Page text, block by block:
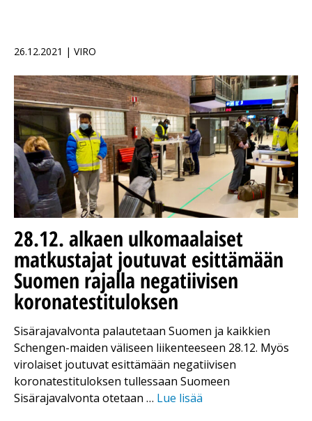
26.12.2021 | VIRO
28.12. alkaen ulkomaalaiset
matkustajat joutuvat esittämään
Suomen rajalla negatiivisen
koronatestituloksen
Sisärajavalvonta palautetaan Suomen ja kaikkien
Schengen-maiden väliseen liikenteeseen 28.12. Myös
virolaiset joutuvat esittämään negatiivisen
koronatestituloksen tullessaan Suomeen
Sisärajavalvonta otetaan … Lue lisää